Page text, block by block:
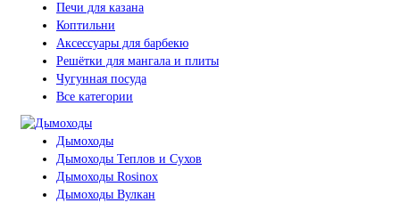
Печи для казана
Коптильни
Аксессуары для барбекю
Решётки для мангала и плиты
Чугунная посуда
Все категории
Дымоходы
Дымоходы Теплов и Сухов
Дымоходы Rosinox
Дымоходы Вулкан